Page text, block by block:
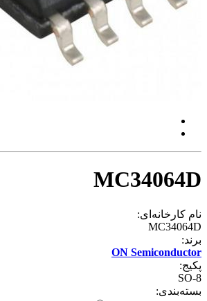
MC34064D
نام کارخانه‌ای:
MC34064D
برند:
ON Semiconductor
پکیج:
SO-8
بسته‌بندی: